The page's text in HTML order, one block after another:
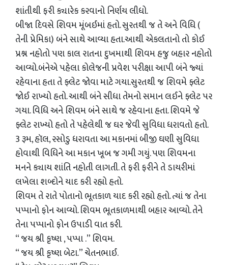
શાંતીથી ફરી ક્યારેક કરવાનો નિર્ણય લીધો.
બીજા દિવસે શિવમ મૂંબઈમાં હતો. સુરતથી જ તે અને વિધિ (
તેની પ્રેમિકા) બંને સાથે આવ્યા હતા.આથી એકલતાનો તો કોઈ
પ્રશ્ન નહોતો પણ કાલ રાતના દુખમાથી શિવમ હજુ બહાર નહોતો
આવ્યો.બંનેએ પહેલા કોલેજની પ્રવેશ પરીક્ષા આપી બંને જ્યાં
રહેવાના હતા તે ફ્લેટ જોવા માટે ગયા.સુરતથી જ શિવમે ફ્લેટ
જોઈ રાખ્યો હતો. આથી બંને સીધા તેમનો સમાન લઈને ફ્લેટ પર
ગયા. વિધિ અને શિવમ બંને સાથે જ રહેવાના હતા. શિવમે જે
ફ્લેટ રાખ્યો હતો તે પહેલેથી જ ઘર જેવી સુવિધા ધરાવતો હતો.
3 રૂમ, હૉલ, રસોડુ ધરાવતા આ મકાનમાં બીજી ઘણી સુવિધા
હોવાથી વિધિને આ મકાન ખૂબ જ ગમી ગયું. પણ શિવમના
મનને ક્યાય શાંતિ નહોતી લાગતી. તે ફરી ફરીને તે ડાયરીમાં
લખેલા શબ્દોને યાદ કરી રહ્યો હતો.
શિવમ તે રાતે પોતાનો ભૂતકાળ યાદ કરી રહ્યો હતો. ત્યાં જ તેના
પપ્પાનો ફોન આવ્યો. શિવમ ભૂતકાળમાથી બહાર આવ્યો. તેને
તેના પપ્પાનો ફોન ઉપાડી વાત કરી.
“ જય શ્રી કૃષ્ણ , પપ્પા .” શિવમ.
“ જય શ્રી કૃષ્ણ બેટા.” ચેતનભાઈ.